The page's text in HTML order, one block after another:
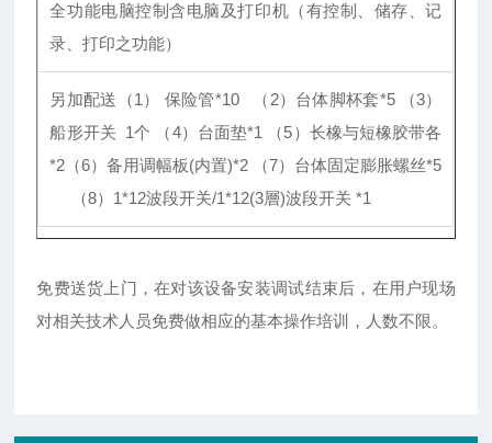
全功能电脑控制含电脑及打印机（有控制、储存、记
录、打印之功能）
另加配送（1） 保险管*10 （2）台体脚杯套*5 （3）
船形开关 1个 （4）台面垫*1 （5）长橡与短橡胶带各
*2（6）备用调幅板(内置)*2 （7）台体固定膨胀螺丝*5
（8）1*12波段开关/1*12(3層)波段开关 *1
免费送货上门，在对该设备安装调试结束后，在用户现场
对相关技术人员免费做相应的基本操作培训，人数不限。